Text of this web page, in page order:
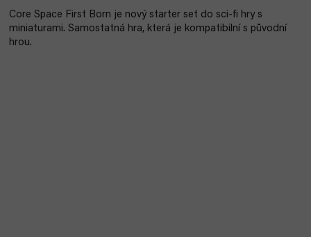
Core Space First Born je nový starter set do sci-fi hry s
miniaturami. Samostatná hra, která je kompatibilní s původní
hrou.